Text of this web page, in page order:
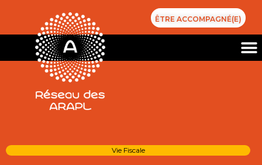
ÊTRE ACCOMPAGNÉ(E)
Vie Fiscale